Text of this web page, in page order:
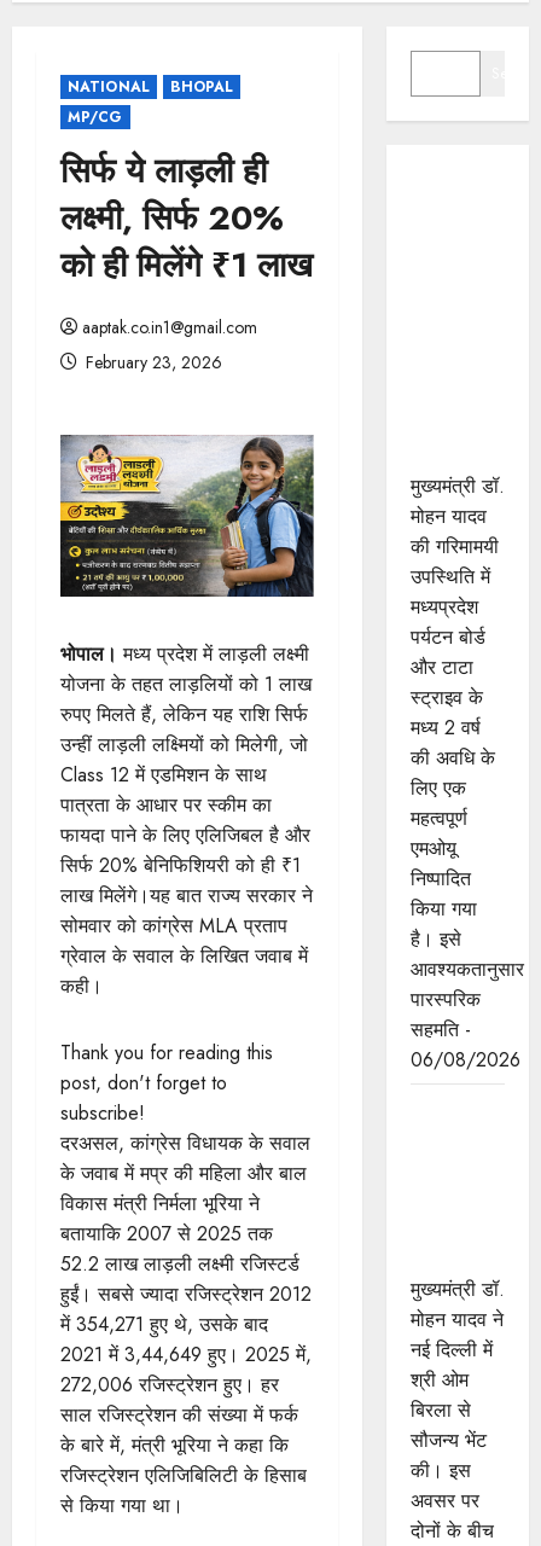
NATIONAL
BHOPAL
MP/CG
सिर्फ ये लाड़ली ही
लक्ष्मी, सिर्फ 20%
को ही मिलेंगे ₹1 लाख
aaptak.co.in1@gmail.com
February 23, 2026
भोपाल। मध्य प्रदेश में लाड़ली लक्ष्मी
योजना के तहत लाड़लियों को 1 लाख
रुपए मिलते हैं, लेकिन यह राशि सिर्फ
उन्हीं लाड़ली लक्ष्मियों को मिलेगी, जो
Class 12 में एडमिशन के साथ
पात्रता के आधार पर स्कीम का
फायदा पाने के लिए एलिजिबल है और
सिर्फ 20% बेनि​फिशियरी को ही ₹1
लाख मिलेंगे।यह बात राज्य सरकार ने
सोमवार को कांग्रेस MLA प्रताप
ग्रेवाल के सवाल के लिखित जवाब में
कही।
Thank you for reading this
post, don't forget to
subscribe!
दरअसल, कांग्रेस विधायक के सवाल
के जवाब में मप्र की महिला और बाल
विकास मंत्री निर्मला भूरिया ने
बतायाकि 2007 से 2025 तक
52.2 लाख लाड़ली लक्ष्मी रजिस्टर्ड
हुईं। सबसे ज्यादा रजिस्ट्रेशन 2012
में 354,271 हुए थे, उसके बाद
2021 में 3,44,649 हुए। 2025 में,
272,006 रजिस्ट्रेशन हुए। हर
साल रजिस्ट्रेशन की संख्या में फर्क
के बारे में, मंत्री भूरिया ने कहा कि
रजिस्ट्रेशन एलिजिबिलिटी के हिसाब
से किया गया था।
मुख्यमंत्री डॉ.
मोहन यादव
की गरिमामयी
उपस्थिति में
मध्यप्रदेश
पर्यटन बोर्ड
और टाटा
स्ट्राइव के
मध्य 2 वर्ष
की अवधि के
लिए एक
महत्वपूर्ण
एमओयू
निष्पादित
किया गया
है। इसे
आवश्यकतानुसार
पारस्परिक
सहमति -
06/08/2026
मुख्यमंत्री डॉ.
मोहन यादव ने
नई दिल्ली में
श्री ओम
बिरला से
सौजन्य भेंट
की। इस
अवसर पर
दोनों के बीच